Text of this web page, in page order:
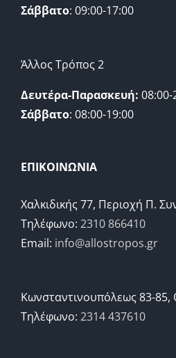
Σάββατο: 09:00-17:00
Άλλος Τρόπος 2
Δευτέρα-Παρασκευή: 08:00-
Σάββατο: 08:00-19:00
ΕΠΙΚΟΙΝΩΝΙΑ
Χαλκιδικής 77, Περιοχή Π.
Τηλέφωνο: 2310 866410
Email: info@allostropos.gr
Κωνσταντινουπόλεως 83-85,
Τηλέφωνο: 2314 437610